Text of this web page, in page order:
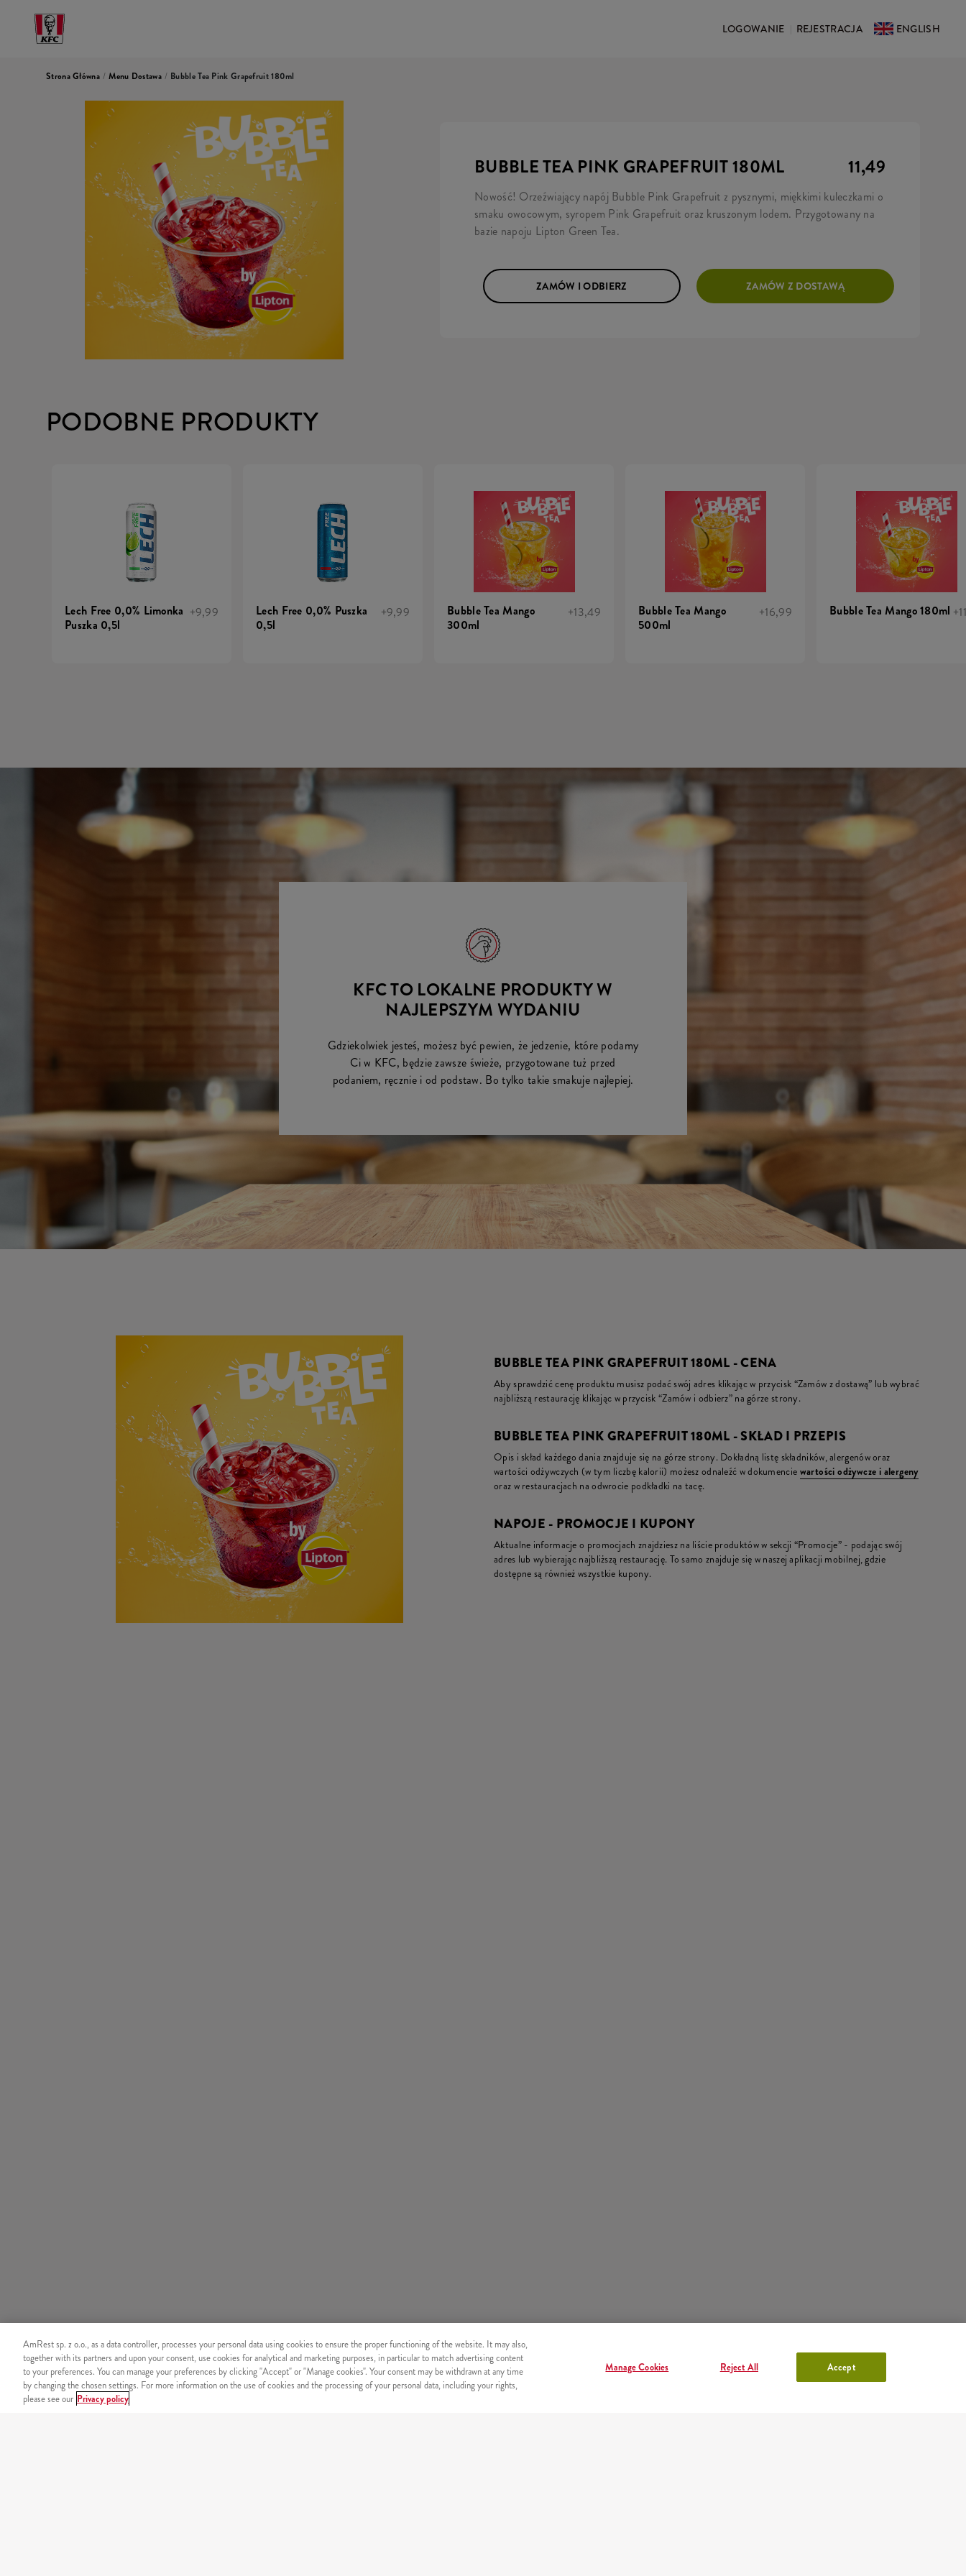
LOGOWANIE REJESTRACJA ENGLISH
Strona Główna / Menu Dostawa / Bubble Tea Pink Grapefruit 180ml
BUBBLE TEA PINK GRAPEFRUIT 180ML 11,49
Nowość! Orzeźwiający napój Bubble Pink Grapefruit z pysznymi, miękkimi kuleczkami o
smaku owocowym, syropem Pink Grapefruit oraz kruszonym lodem. Przygotowany na
bazie napoju Lipton Green Tea.
ZAMÓW I ODBIERZ ZAMÓW Z DOSTAWĄ
PODOBNE PRODUKTY
Lech Free 0,0% Limonka
Puszka 0,5l
+9,99
Lech Free 0,0% Puszka
0,5l
+9,99
Bubble Tea Mango
300ml
+13,49
Bubble Tea Mango
500ml
+16,99 Bubble Tea Mango 180ml
KFC TO LOKALNE PRODUKTY W
NAJLEPSZYM WYDANIU
Gdziekolwiek jesteś, możesz być pewien, że jedzenie, które podamy
Ci w KFC, będzie zawsze świeże, przygotowane tuż przed
podaniem, ręcznie i od podstaw. Bo tylko takie smakuje najlepiej.
BUBBLE TEA PINK GRAPEFRUIT 180ML - CENA
Aby sprawdzić cenę produktu musisz podać swój adres klikając w przycisk “Zamów z dostawą” lub wybrać
najbliższą restaurację klikając w przycisk “Zamów i odbierz” na górze strony.
BUBBLE TEA PINK GRAPEFRUIT 180ML - SKŁAD I PRZEPIS
Opis i skład każdego dania znajduje się na górze strony. Dokładną listę składników, alergenów oraz
wartości odżywczych (w tym liczbę kalorii) możesz odnaleźć w dokumencie wartości odżywcze i alergeny
oraz w restauracjach na odwrocie podkładki na tacę.
NAPOJE - PROMOCJE I KUPONY
Aktualne informacje o promocjach znajdziesz na liście produktów w sekcji “Promocje” - podając swój
adres lub wybierając najbliższą restaurację. To samo znajduje się w naszej aplikacji mobilnej, gdzie
dostępne są również wszystkie kupony.
AmRest sp. z o.o., as a data controller, processes your personal data using cookies to ensure the proper functioning of the website. It may also,
together with its partners and upon your consent, use cookies for analytical and marketing purposes, in particular to match advertising content
to your preferences. You can manage your preferences by clicking "Accept" or "Manage cookies". Your consent may be withdrawn at any time
by changing the chosen settings. For more information on the use of cookies and the processing of your personal data, including your rights,
please see our Privacy policy
Manage Cookies Reject All Accept